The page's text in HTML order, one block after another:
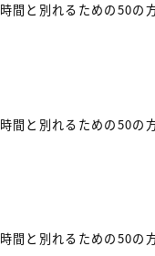
時間と別れるための50の
時間と別れるための50の
時間と別れるための50の